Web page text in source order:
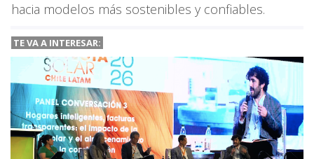
hacia modelos más sostenibles y confiables.
TE VA A INTERESAR: